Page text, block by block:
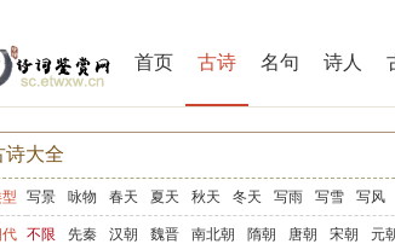
首页 古诗 名句 诗人
诗大全
写景 咏物 春天 夏天 秋天 冬天 写雨 写雪 写风
写山 写水 长江 黄河 儿童 写鸟 写马 田园 边塞
不限 先秦 汉朝 魏晋 南北朝 隋朝 唐朝 宋朝 元